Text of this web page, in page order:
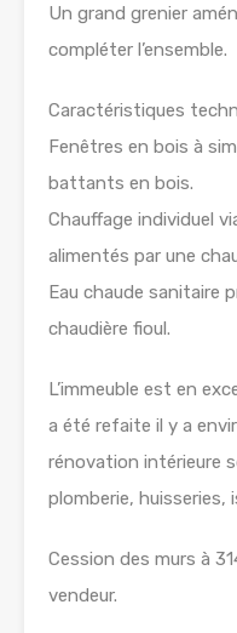
Un grand grenier
compléter l’ensemble.
Caractéristiques
Fenêtres en bois à
battants en bois.
Chauffage individuel
alimentés par une
Eau chaude sanitaire
chaudière fioul.
L’immeuble est en
a été refaite il y a
rénovation intérieure
plomberie, huisseries,
Cession des murs à
vendeur.